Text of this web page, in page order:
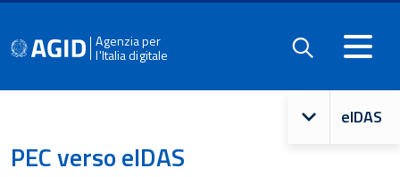
Agenzia per
l'Italia digitale
principale
eIDAS
PEC verso eIDAS